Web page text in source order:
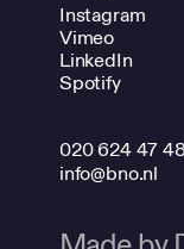
Instagram
Vimeo
LinkedIn
Spotify
020 624 47
info@bno.nl